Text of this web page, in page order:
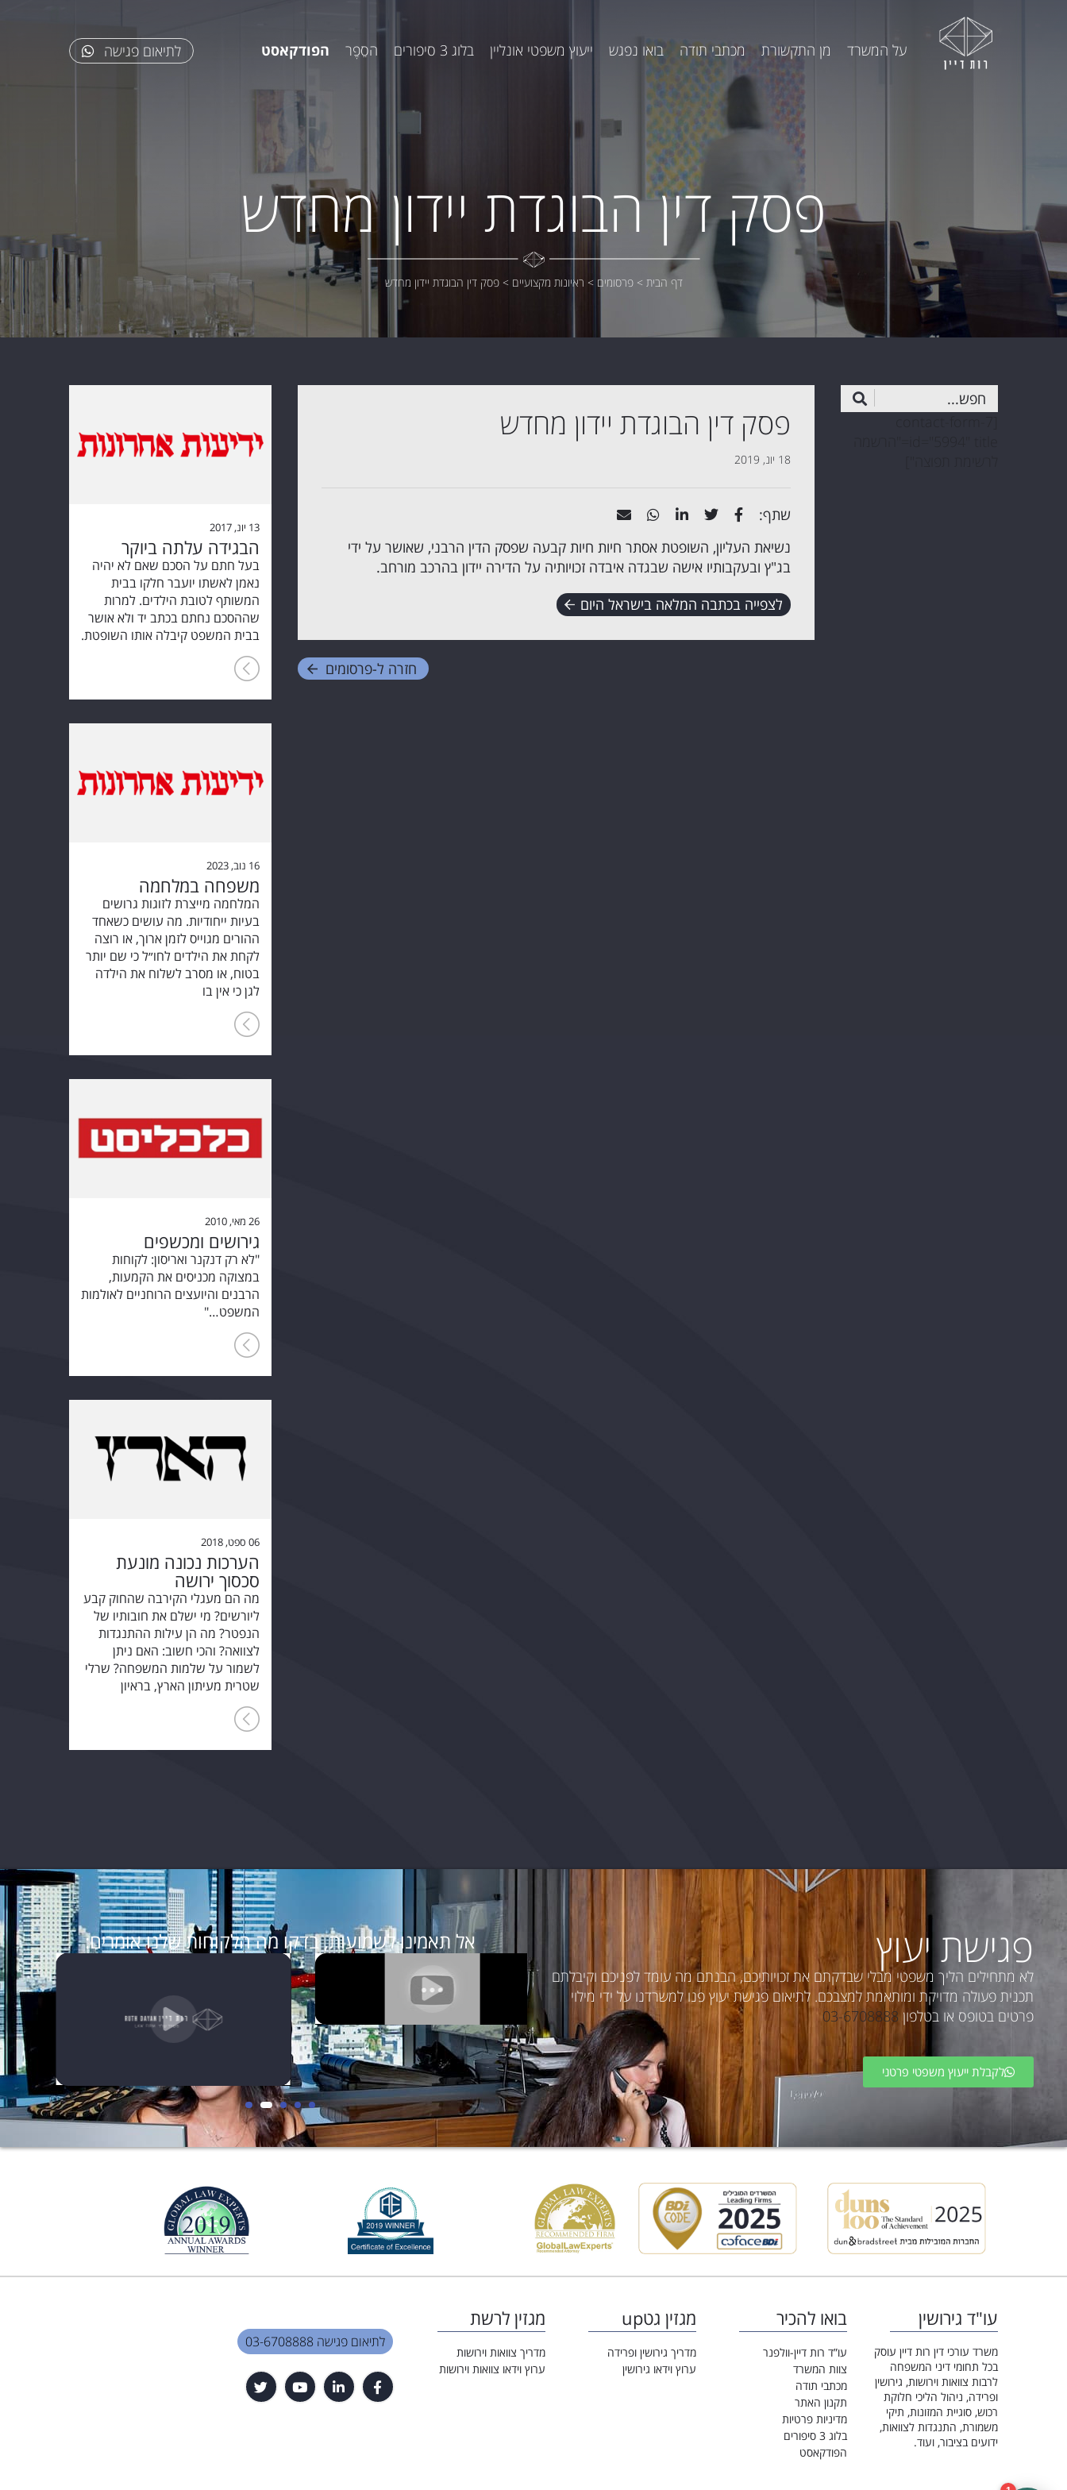
על המשרד מן התקשורת מכתבי תודה בואו נפגש ייעוץ משפטי אונליין בלוג 3 סיפורים הסֵפֶר הפודקאסט לתיאום פגישה
פסק דין הבוגדת יידון מחדש
דף הבית >פרסומים > ראיונות מקצועיים >פסק דין הבוגדת יידון מחדש
פסק דין הבוגדת יידון מחדש
18 יונ, 2019
שתף:
נשיאת העליון, השופטת אסתר חיות חיות קבעה שפסק הדין הרבני, שאושר על ידי
בג"ץ ובעקבותיו אישה שבגדה איבדה זכויותיה על הדירה יידון בהרכב מורחב.
לצפייה בכתבה המלאה בישראל היום
חזרה ל-פרסומים
13 יונ, 2017
הבגידה עלתה ביוקר
בעל חתם על הסכם שאם לא יהיה
נאמן לאשתו יועבר חלקו בבית
המשותף לטובת הילדים. למרות
שההסכם נחתם בכתב יד ולא אושר
בבית המשפט קיבלה אותו השופטת.
16 נוב, 2023
משפחה במלחמה
המלחמה מייצרת לזוגות גרושים
בעיות ייחודיות. מה עושים כשאחד
ההורים מגוייס לזמן ארוך, או רוצה
לקחת את הילדים לחו״ל כי שם יותר
בטוח, או מסרב לשלוח את הילדה
לגן כי אין בו
26 מאי, 2010
גירושים ומכשפים
"לא רק דנקנר ואריסון: לקוחות
במצוקה מכניסים את הקמעות,
הרבנים והיועצים הרוחניים לאולמות
המשפט…"
06 ספט, 2018
הערכות נכונה מונעת
סכסוך ירושה
מה הם מעגלי הקירבה שהחוק קבע
ליורשים? מי ישלם את חובותיו של
הנפטר? מה הן עילות ההתנגדות
לצוואה? והכי חשוב: האם ניתן
לשמור על שלמות המשפחה? שרלי
שטרית מעיתון הארץ, בראיון
פגישת יעוץ
לא מתחילים הליך משפטי מבלי שבדקתם את זכויותיכם, הבנתם מה עומד לפניכם וקיבלתם
תכנית פעולה מדויקת ומותאמת למצבכם. לתיאום פגישת יעוץ פנו למשרדנו על ידי מילוי
פרטים בטופס או בטלפון 03-6708888
לקבלת ייעוץ משפטי פרטני
אל תאמינו לשמועות, בדקו מה הלקוחות שלנו אומרים:
עו"ד גירושין
משרד עורכי דין רות דיין עוסק
בכל תחומי דיני המשפחה
לרבות צוואות וירושות, גירושין
ופרידה, ניהול הליכי חלוקת
רכוש, סוגיית המזונות, תיקי
משמורת, התנגדות לצוואות,
ידועים בציבור, ועוד.
בואו להכיר
עו”ד רות דיין-וולפנר
צוות המשרד
מכתבי תודה
תקנון האתר
מדיניות פרטיות
בלוג 3 סיפורים
הפודקאסט
מגזין גטup
מדריך גירושין ופרידה
ערוץ וידאו גירושין
מגזין לרשת
מדריך צוואות וירושות
ערוץ וידאו צוואות וירושות
לתיאום פגישה 03-6708888